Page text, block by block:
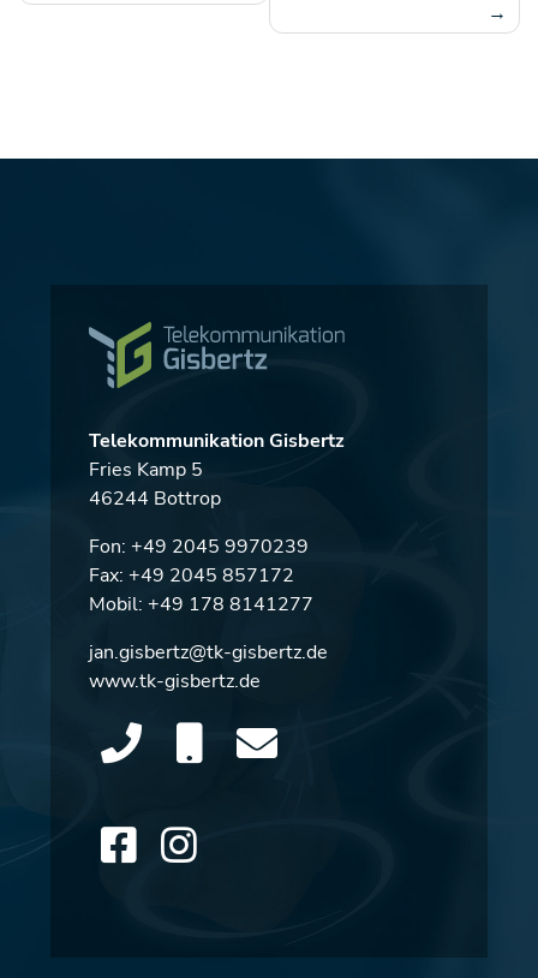
Telekommunikation Gisbertz
Fries Kamp 5
46244 Bottrop
Fon: +49 2045 9970239
Fax: +49 2045 857172
Mobil: +49 178 8141277
jan.gisbertz@tk-gisbertz.de
www.tk-gisbertz.de